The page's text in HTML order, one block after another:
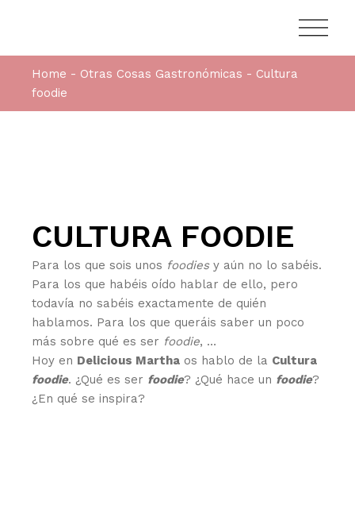
Home Otras Cosas Gastronómicas
Cultura
foodie
CULTURA FOODIE
Para los que sois unos foodiesy aún no lo sabéis.
Para los que habéis oído hablar de ello, pero
todavía no sabéis exactamente de quién
hablamos. Para los que queráis saber un poco
más sobre qué es ser foodie, …
Hoy en Delicious Martha os hablo de la Cultura
foodie. ¿Qué es ser foodie? ¿Qué hace un foodie?
¿En qué se inspira?